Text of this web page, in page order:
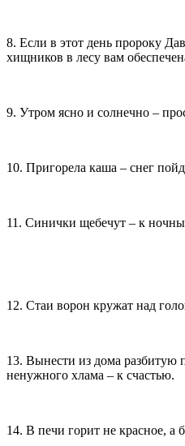
8. Если в этот день пророку
хищников в лесу вам
9. Утром ясно и солнечно –
10. Пригорела каша – снег
11. Синички щебечут – к
12. Стаи ворон кружат над
13. Вынести из дома разбитую
ненужного хлама – к счастью.
14. В печи горит не красное, а